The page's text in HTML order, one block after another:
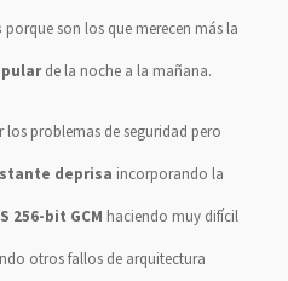
porque son los que merecen más la
de la noche a la mañana.
problemas de seguridad pero
deprisa incorporando la
256-bit GCM haciendo muy difícil
otros fallos de arquitectura